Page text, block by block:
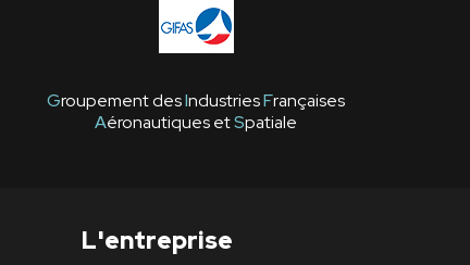
Groupement desIndustriesFrançaises
Aéronautiques etSpatiale
L'entreprise